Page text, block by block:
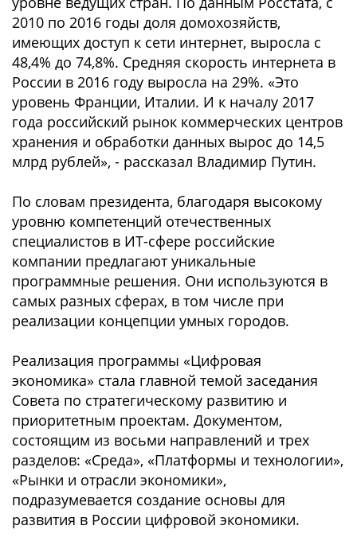
2010 по 2016 годы доля домохозяйств,
имеющих доступ к сети интернет, выросла с
48,4% до 74,8%. Средняя скорость интернета в
России в 2016 году выросла на 29%. «Это
уровень Франции, Италии. И к началу 2017
года российский рынок коммерческих центров
хранения и обработки данных вырос до 14,5
млрд рублей», - рассказал Владимир Путин.
По словам президента, благодаря высокому
уровню компетенций отечественных
специалистов в ИТ-сфере российские
компании предлагают уникальные
программные решения. Они используются в
самых разных сферах, в том числе при
реализации концепции умных городов.
Реализация программы «Цифровая
экономика» стала главной темой заседания
Совета по стратегическому развитию и
приоритетным проектам. Документом,
состоящим из восьми направлений и трех
разделов: «Среда», «Платформы и технологии»,
«Рынки и отрасли экономики»,
подразумевается создание основы для
развития в России цифровой экономики.